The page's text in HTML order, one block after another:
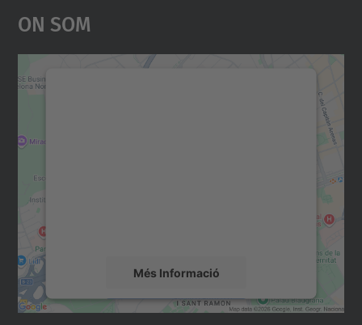
On Som
Més Informació
Accepta